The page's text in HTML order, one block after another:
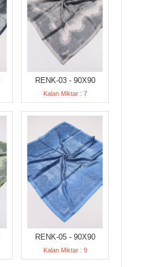
RENK-03 - 90X90
Kalan Miktar : 7
RENK-05 - 90X90
Kalan Miktar : 9